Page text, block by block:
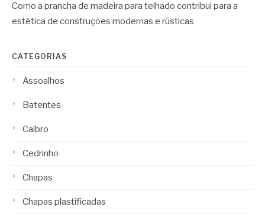
Como a prancha de madeira para telhado contribui para a
estética de construções modernas e rústicas
CATEGORIAS
Assoalhos
Batentes
Caibro
Cedrinho
Chapas
Chapas plastificadas